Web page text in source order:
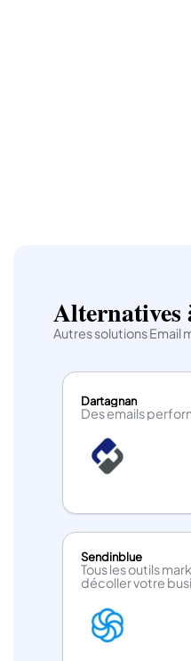
Autres solutions Email
Dartagnan
Des emails
Sendinblue
Tous les outils
décoller votre